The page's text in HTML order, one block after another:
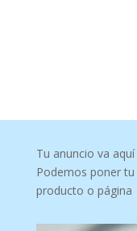
Tu anuncio va aquí
Podemos poner
producto o página